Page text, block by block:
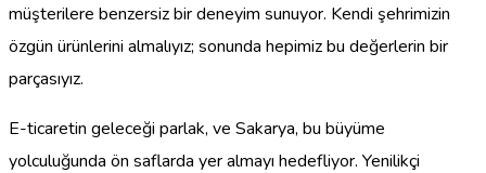
müşterilere benzersiz bir deneyim sunuyor. Kendi şehrimizin
özgün ürünlerini almalıyız; sonunda hepimiz bu değerlerin bir
parçasıyız.
E-ticaretin geleceği parlak, ve Sakarya, bu büyüme
yolculuğunda ön saflarda yer almayı hedefliyor. Yenilikçi